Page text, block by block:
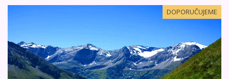
DOPORUČUJEME
NP Vysoké Taury a termální lázně Bad Gastein II